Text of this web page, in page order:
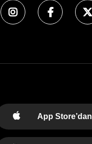
App Store’dan